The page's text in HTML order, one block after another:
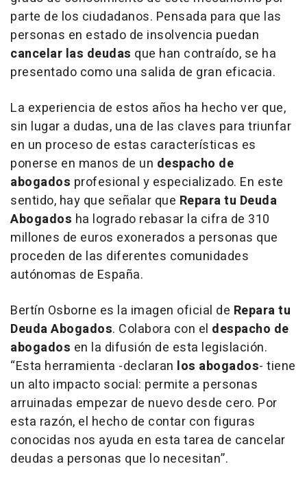
parte de los ciudadanos. Pensada para que las
personas en estado de insolvencia puedan
cancelar las deudas que han contraído, se ha
presentado como una salida de gran eficacia.
La experiencia de estos años ha hecho ver que,
sin lugar a dudas, una de las claves para triunfar
en un proceso de estas características es
ponerse en manos de un despacho de
abogados profesional y especializado. En este
sentido, hay que señalar que Repara tu Deuda
Abogados ha logrado rebasar la cifra de 310
millones de euros exonerados a personas que
proceden de las diferentes comunidades
autónomas de España.
Bertín Osborne es la imagen oficial de Repara tu
Deuda Abogados. Colabora con el despacho de
abogados en la difusión de esta legislación.
“Esta herramienta -declaran los abogados- tiene
un alto impacto social: permite a personas
arruinadas empezar de nuevo desde cero. Por
esta razón, el hecho de contar con figuras
conocidas nos ayuda en esta tarea de cancelar
deudas a personas que lo necesitan”.